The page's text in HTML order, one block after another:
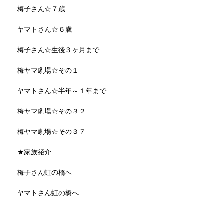
梅子さん☆７歳
ヤマトさん☆６歳
梅子さん☆生後３ヶ月まで
梅ヤマ劇場☆その１
ヤマトさん☆半年～１年まで
梅ヤマ劇場☆その３２
梅ヤマ劇場☆その３７
★家族紹介
梅子さん虹の橋へ
ヤマトさん虹の橋へ